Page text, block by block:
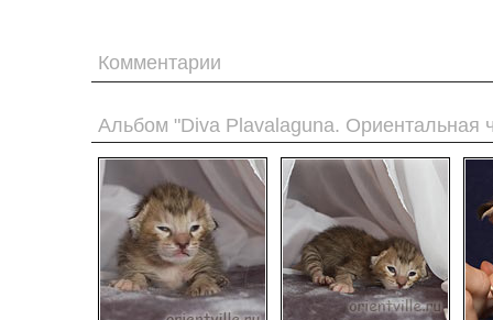
Комментарии
Альбом "Diva Plavalaguna. Ориентальная